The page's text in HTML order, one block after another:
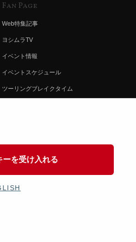
Fan Page
Web特集記事
ヨシムラTV
イベント情報
イベントスケジュール
ツーリングブレイクタイム
ーを受け入れる